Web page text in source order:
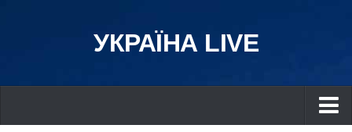
УКРАЇНА LIVE